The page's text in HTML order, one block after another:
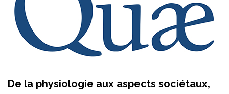
De la physiologie aux aspects sociétaux,